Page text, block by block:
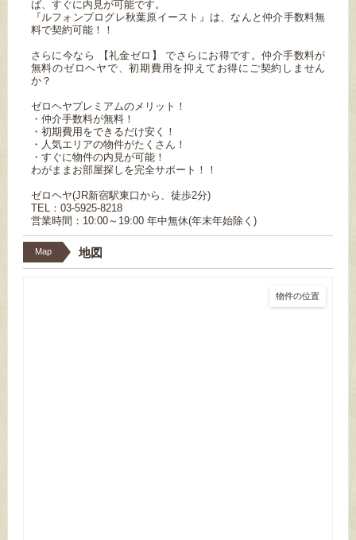
ば、すぐに内見が可能です。
『ルフォンプログレ秋葉原イースト』は、なんと仲介手数料無
料で契約可能！！
さらに今なら 【礼金ゼロ】 でさらにお得です。仲介手数料が
無料のゼロヘヤで、初期費用を抑えてお得にご契約しません
か？
ゼロヘヤプレミアムのメリット！
・仲介手数料が無料！
・初期費用をできるだけ安く！
・人気エリアの物件がたくさん！
・すぐに物件の内見が可能！
わがままお部屋探しを完全サポート！！
ゼロヘヤ(JR新宿駅東口から、徒歩2分)
TEL：03-5925-8218
営業時間：10:00～19:00 年中無休(年末年始除く)
Map 地図
物件の位置